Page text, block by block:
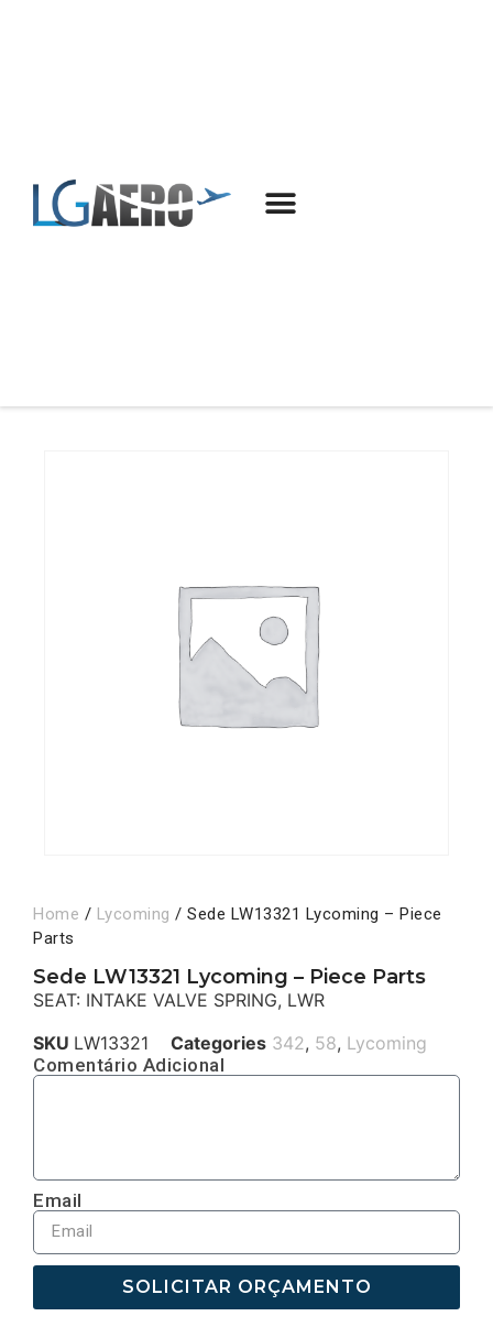
Home / Lycoming / Sede LW13321 Lycoming – Piece
Parts
Sede LW13321 Lycoming – Piece Parts
SEAT: INTAKE VALVE SPRING, LWR
SKU LW13321 Categories 342, 58, Lycoming
Comentário Adicional
Email
SOLICITAR ORÇAMENTO